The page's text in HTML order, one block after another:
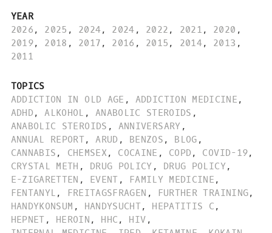
YEAR
2026 , 2025 , 2024, 2024 , 2022 , 2021 , 2020 ,
2019, 2018 , 2017 , 2016 , 2015 , 2014, 2013 ,
2011
TOPICS
ADDICTION IN OLD AGE , ADDICTION MEDICINE ,
ADHD , ALKOHOL , ANABOLIC STEROIDS ,
ANABOLIC STEROIDS , ANNIVERSARY ,
ANNUAL REPORT, ARUD , BENZOS , BLOG ,
CANNABIS , CHEMSEX , COCAINE , COPD , COVID-19,
CRYSTAL METH , DRUG POLICY , DRUG POLICY,
E-ZIGARETTEN , EVENT , FAMILY MEDICINE ,
FENTANYL , FREITAGSFRAGEN , FURTHER TRAINING,
HANDYKONSUM , HANDYSUCHT, HEPATITIS C ,
HEPNET , HEROIN , HHC , HIV ,